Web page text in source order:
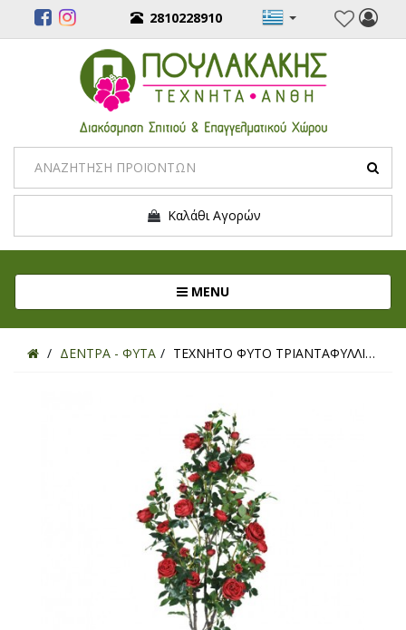
2810228910
Καλάθι Αγορών
MENUToggle navigation
ΔΕΝΤΡΑ - ΦΥΤΑ ΤΕΧΝΗΤΟ ΦΥΤΟ ΤΡΙΑΝΤΑΦΥΛΛΙΑ ΚΟΚΚΙΝΟ 175ΕΚ.